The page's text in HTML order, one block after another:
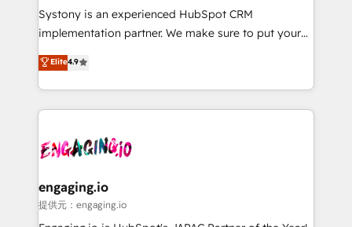
Your team learns while we build. We fix what others
broke. Built for mid-market reality—practical
constraints. By the Numbers 🏆 Top 1% of all
HubSpot partners 🔄 Top 5% globally in client
and sales ops at mid-market companies ready to
move beyond spreadsheets into unified systems
Systony is an experienced HubSpot CRM
implementation partner. We make sure to put your
organization's needs and goals first and think along
with your organization. We are only satisfied once
you are too. Why Systony? - 20+ years of
experience with CRM, Marketing, Sales & Service
Own back-end developers - Complex data
View, SuperOffice) - Custom integrations (e.g. MS
Business Central, Navision, AX, SAP, Exact, AFAS) We
focus on growing B2B companies in the SME sector
Elite4.9
engaging.io
提供元：engaging.io